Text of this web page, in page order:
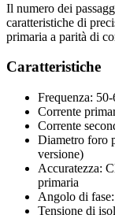
Il numero dei
caratteristiche di
primaria a parità di
Caratteristiche
Frequenza:
Corrente
Corrente
Diametro foro
versione)
Accuratezza:
primaria
Angolo di
Tensione di